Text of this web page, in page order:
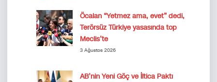
Öcalan “Yetmez ama, evet” dedi,
Terörsüz Türkiye yasasında top
Meclis’te
3 Ağustos 2026
AB’nin Yeni Göç ve İltica Paktı